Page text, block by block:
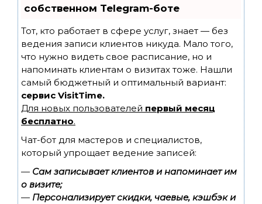
собственном Telegram-боте
Тот, кто работает в сфере услуг, знает — без
ведения записи клиентов никуда. Мало того,
что нужно видеть свое расписание, но и
напоминать клиентам о визитах тоже. Нашли
самый бюджетный и оптимальный вариант:
сервис VisitTime.
Для новых пользователей первый месяц
бесплатно.
Чат-бот для мастеров и специалистов,
который упрощает ведение записей:
— Сам записывает клиентов и напоминает им
о визите;
— Персонализирует скидки, чаевые, кэшбэк и